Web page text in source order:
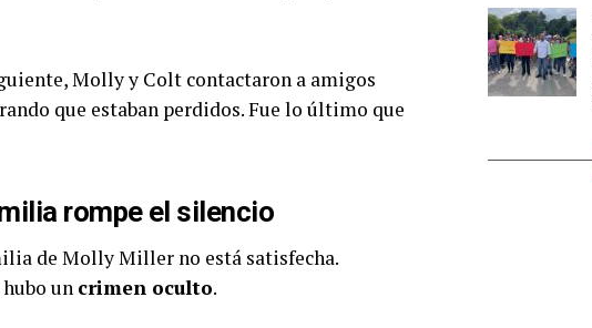
Molly y Colt contactaron a amigos
que estaban perdidos. Fue lo último que
rompe el silencio
de Molly Miller no está satisfecha.
un crimen oculto.